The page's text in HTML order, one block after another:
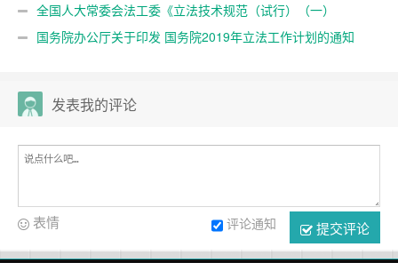
全国人大常委会法工委《立法技术规范（试行）（一）
（二）》
国务院办公厅关于印发 国务院2019年立法工作计划的通知
发表我的评论
提交评论
评论通知
表情